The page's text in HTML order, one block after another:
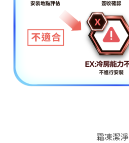
霜凍潔淨